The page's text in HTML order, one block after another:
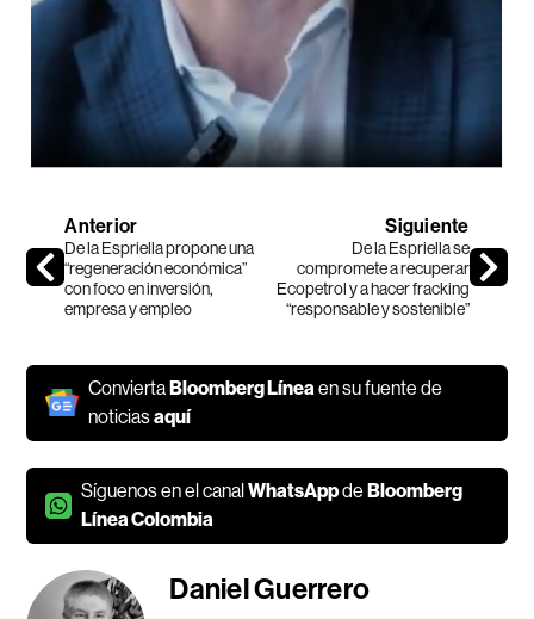
Anterior
De la Espriella propone una
“regeneración económica”
con foco en inversión,
empresa y empleo
Siguiente
De la Espriella se
compromete a recuperar
Ecopetrol y a hacer fracking
“responsable y sostenible”
ConviertaBloomberg Línea en su fuente de
noticiasaquí
Síguenos en el canalWhatsAppdeBloomberg
Línea Colombia
Daniel Guerrero